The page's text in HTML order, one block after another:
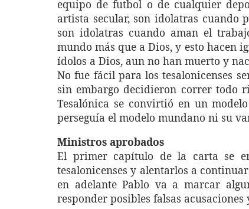
equipo de futbol o de cualquier
artista secular, son idolatras cuando
son idolatras cuando aman el
mundo más que a Dios, y esto hacen
ídolos a Dios, aun no han muerto y
No fue fácil para los tesalonicenses
sin embargo decidieron correr todo
Tesalónica se convirtió en un
perseguía el modelo mundano ni su
Ministros aprobados
El primer capítulo de la carta se
tesalonicenses y alentarlos a
en adelante Pablo va a marcar
responder posibles falsas